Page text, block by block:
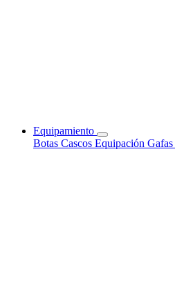
Equipamiento
Botas Cascos Equipación Gafas